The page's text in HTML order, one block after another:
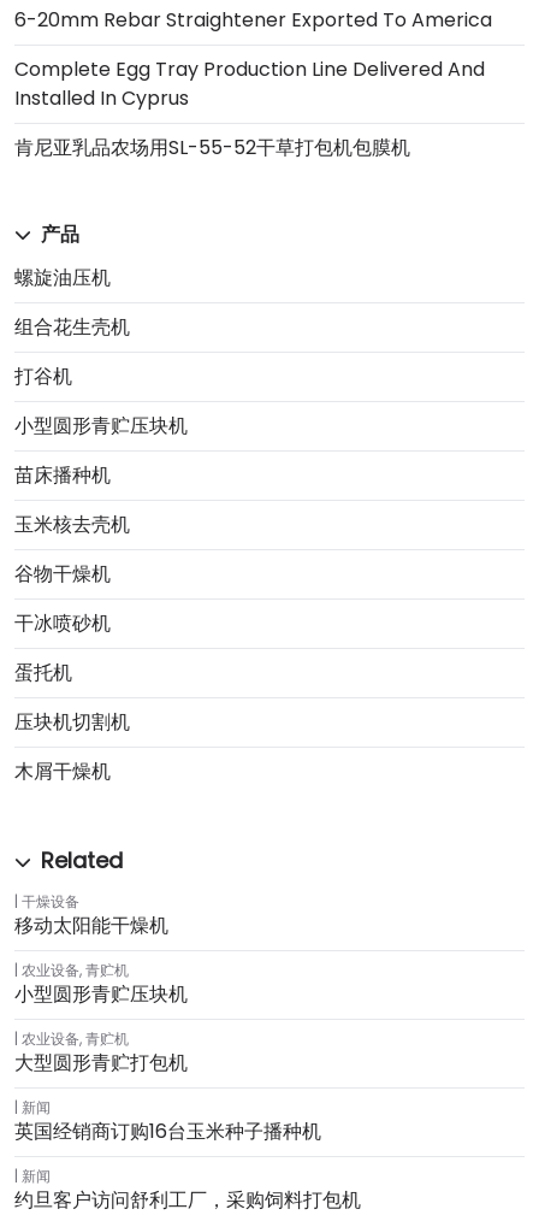
6-20mm Rebar Straightener Exported To America
Complete Egg Tray Production Line Delivered And
Installed In Cyprus
肯尼亚乳品农场用SL-55-52干草打包机包膜机
产品
螺旋油压机
组合花生壳机
打谷机
小型圆形青贮压块机
苗床播种机
玉米核去壳机
谷物干燥机
干冰喷砂机
蛋托机
压块机切割机
木屑干燥机
干燥设备
移动太阳能干燥机
农业设备,青贮机
小型圆形青贮压块机
农业设备,青贮机
大型圆形青贮打包机
新闻
英国经销商订购16台玉米种子播种机
新闻
约旦客户访问舒利工厂，采购饲料打包机